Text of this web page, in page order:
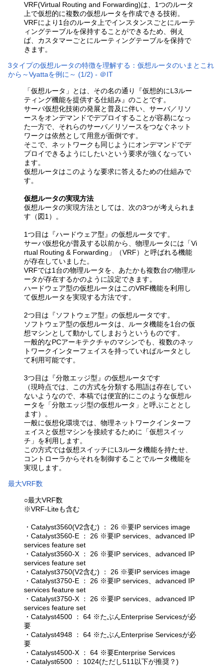
VRF(Virtual Routing and Forwarding)は、1つのルータ
上で仮想的に複数の仮想ルータを作成できる技術。
VRFにより1台のルータ上でインスタンスごとにルーテ
ィングテーブルを保持することができるため、例え
ば、カスタマーごとにルーティングテーブルを保持で
きます。
3タイプの仮想ルータの特徴を理解する：仮想ルータのいまとこれ
から～Vyattaを例に～ (1/2) - ＠IT
「仮想ルータ」とは、その名の通り『仮想的にL3ルー
ティング機能を提供する仕組み』のことです。
サーバ仮想化技術の発展と普及に伴い、サーバ／リソ
ースをオンデマンドでデプロイすることが容易になっ
た一方で、それらのサーバ／リソースをつなぐネット
ワークは依然として用意が面倒です。
そこで、ネットワークも同じようにオンデマンドでデ
プロイできるようにしたいという要求が強くなってい
ます。
仮想ルータはこのような要求に答えるための仕組みで
す。
仮想ルータの実現方法
仮想ルータの実現方法としては、次の3つが考えられま
す（図1）。
1つ目は『ハードウェア型』の仮想ルータです。
サーバ仮想化が普及する以前から、物理ルータには「Vi
rtual Routing & Forwarding」（VRF）と呼ばれる機能
が存在していました。
VRFでは1台の物理ルータを、あたかも複数台の物理ル
ータが存在するかのように設定できます。
ハードウェア型の仮想ルータはこのVRF機能を利用し
て仮想ルータを実現する方法です。
2つ目は『ソフトウェア型』の仮想ルータです。
ソフトウェア型の仮想ルータは、ルータ機能を1台の仮
想マシンとして動かしてしまおうというものです。
一般的なPCアーキテクチャのマシンでも、複数のネッ
トワークインターフェイスを持っていればルータとし
て利用可能です。
3つ目は『分散エッジ型』の仮想ルータです
（現時点では、この方式を分類する用語は存在してい
ないようなので、本稿では便宜的にこのような仮想ル
ータを「分散エッジ型の仮想ルータ」と呼ぶこととし
ます）。
一般に仮想化環境では、物理ネットワークインターフ
ェイスと仮想マシンを接続するために「仮想スイッ
チ」を利用します。
この方式では仮想スイッチにL3ルータ機能を持たせ、
コントローラからそれを制御することでルータ機能を
実現します。
最大VRF数
○最大VRF数
※VRF-Liteも含む
・Catalyst3560(V2含む) ： 26 ※要IP services image
・Catalyst3560-E ： 26 ※要IP services、advanced IP
services feature set
・Catalyst3560-X ： 26 ※要IP services、advanced IP
services feature set
・Catalyst3750(V2含む) ： 26 ※要IP services image
・Catalyst3750-E ： 26 ※要IP services、advanced IP
services feature set
・Catalyst3750-X ： 26 ※要IP services、advanced IP
services feature set
・Catalyst4500 ： 64 ※たぶんEnterprise Servicesが必
要
・Catalyst4948 ： 64 ※たぶんEnterprise Servicesが必
要
・Catalyst4500-X ： 64 ※要Enterprise Services
・Catalyst6500 ： 1024(ただし511以下が推奨？)